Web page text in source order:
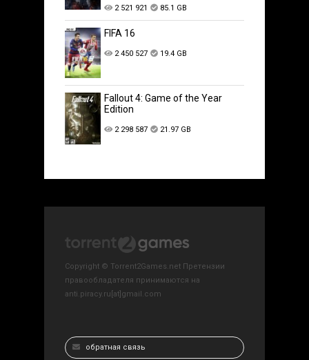
2 521 921 85.1 GB
FIFA 16
2 450 527 19.4 GB
Fallout 4: Game of the Year
Edition
2 298 587 21.97 GB
Copyright © Torrent2Games.net Претензии
правообладателя принимаются на
anti.piracy.ru[at]gmail.com
обратная связь